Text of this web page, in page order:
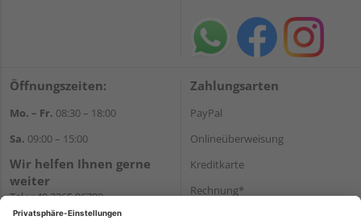
Öffnungszeiten:
Mo. – Fr. 08:30 – 18:00
Sa. 09:00 – 15:00
Wir helfen Ihnen gerne
weiter
Tel.:+49 2365 96780
E-Mail:info@bunzel.de
Zahlungsarten
PayPal
Onlineüberweisung
Kreditkarte
Rechnung*